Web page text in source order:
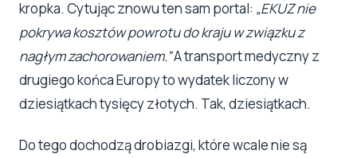
kropka. Cytując znowu ten sam portal: „EKUZ nie
pokrywa kosztów powrotu do kraju w związku z
nagłym zachorowaniem.”A transport medyczny z
drugiego końca Europy to wydatek liczony w
dziesiątkach tysięcy złotych. Tak, dziesiątkach.
Do tego dochodzą drobiazgi, które wcale nie są